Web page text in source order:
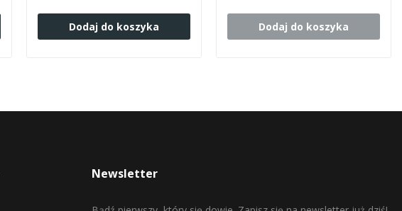
Dodaj do koszyka Dodaj do koszyka
Newsletter